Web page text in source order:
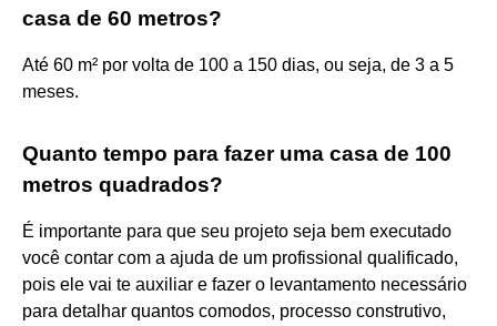
casa de 60 metros?
Até 60 m² por volta de 100 a 150 dias, ou seja, de 3 a 5
meses.
Quanto tempo para fazer uma casa de 100
metros quadrados?
É importante para que seu projeto seja bem executado
você contar com a ajuda de um profissional qualificado,
pois ele vai te auxiliar e fazer o levantamento necessário
para detalhar quantos comodos, processo construtivo,